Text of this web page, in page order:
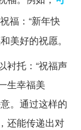
福：“新年快
美好的祝愿。
衬托：“祝福声
生幸福美
。通过这样的
还能传递出对